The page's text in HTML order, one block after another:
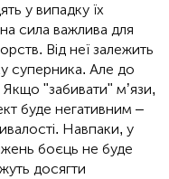
у випадку їх
сила важлива для
Від неї залежить
суперника. Але до
"забивати" м’язи,
буде негативним –
Навпаки, у
боєць не буде
досягти